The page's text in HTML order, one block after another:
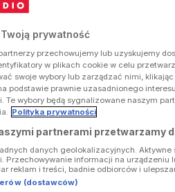
Twoją prywatność
przechowujemy lub uzyskujemy
w plikach cookie w celu
swoje wybory lub zarządzać nimi,
podstawie prawnie uzasadnionego
Te wybory będą sygnalizowane naszym
Polityka prywatności
partnerami przetwarzamy
danych geolokalizacyjnych.
Przechowywanie informacji na urządzeniu
reklam i treści, badnie odbiorców i
(dostawców)